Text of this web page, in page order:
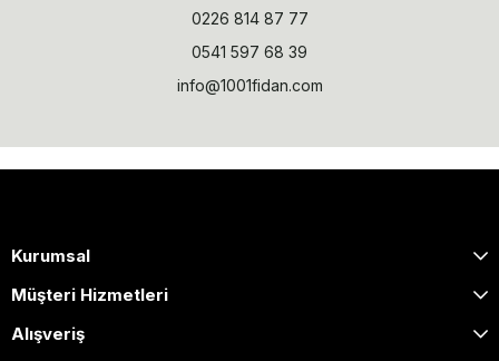
0226 814 87 77
0541 597 68 39
info@1001fidan.com
Kurumsal
Müşteri Hizmetleri
Alışveriş